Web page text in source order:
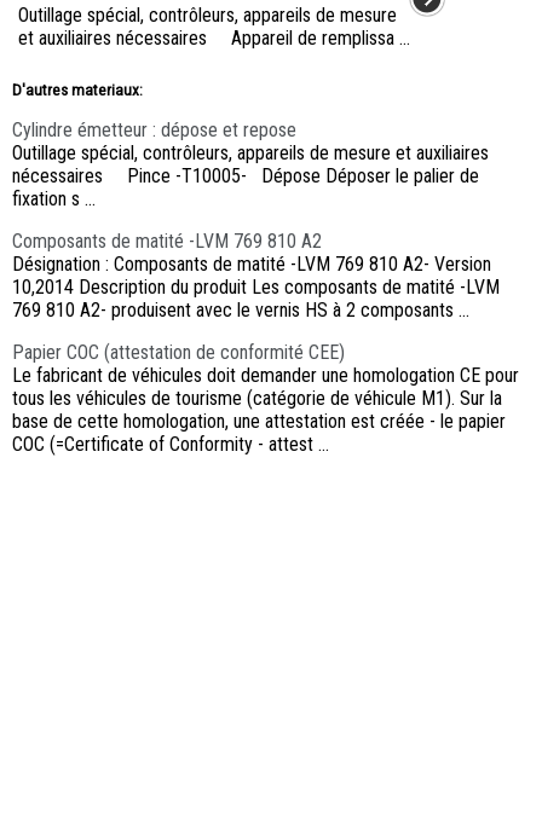
Outillage spécial, contrôleurs, appareils de mesure
et auxiliaires nécessaires Appareil de remplissa ...
D'autres materiaux:
Cylindre émetteur : dépose et repose
Outillage spécial, contrôleurs, appareils de mesure et auxiliaires
nécessaires Pince -T10005- Dépose Déposer le palier de
fixation s ...
Composants de matité -LVM 769 810 A2
Désignation : Composants de matité -LVM 769 810 A2- Version
10,2014 Description du produit Les composants de matité -LVM
769 810 A2- produisent avec le vernis HS à 2 composants ...
Papier COC (attestation de conformité CEE)
Le fabricant de véhicules doit demander une homologation CE pour
tous les véhicules de tourisme (catégorie de véhicule M1). Sur la
base de cette homologation, une attestation est créée - le papier
COC (=Certificate of Conformity - attest ...